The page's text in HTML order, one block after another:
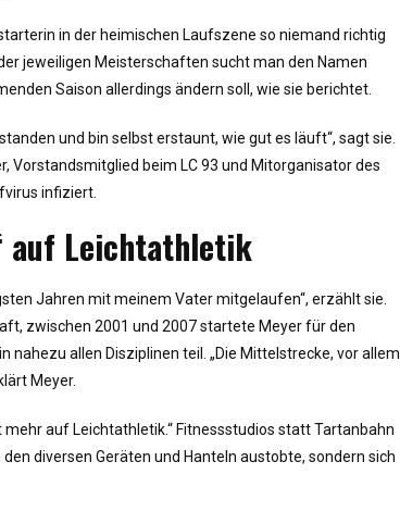
in der heimischen Laufszene so niemand richtig
jeweiligen Meisterschaften sucht man den Namen
Saison allerdings ändern soll, wie sie berichtet.
und bin selbst erstaunt, wie gut es läuft“, sagt sie.
Vorstandsmitglied beim LC 93 und Mitorganisator des
infiziert.
auf Leichtathletik
Jahren mit meinem Vater mitgelaufen“, erzählt sie.
zwischen 2001 und 2007 startete Meyer für den
allen Disziplinen teil. „Die Mittelstrecke, vor allem
Meyer.
mehr auf Leichtathletik.“ Fitnessstudios statt Tartanbahn
diversen Geräten und Hanteln austobte, sondern sich